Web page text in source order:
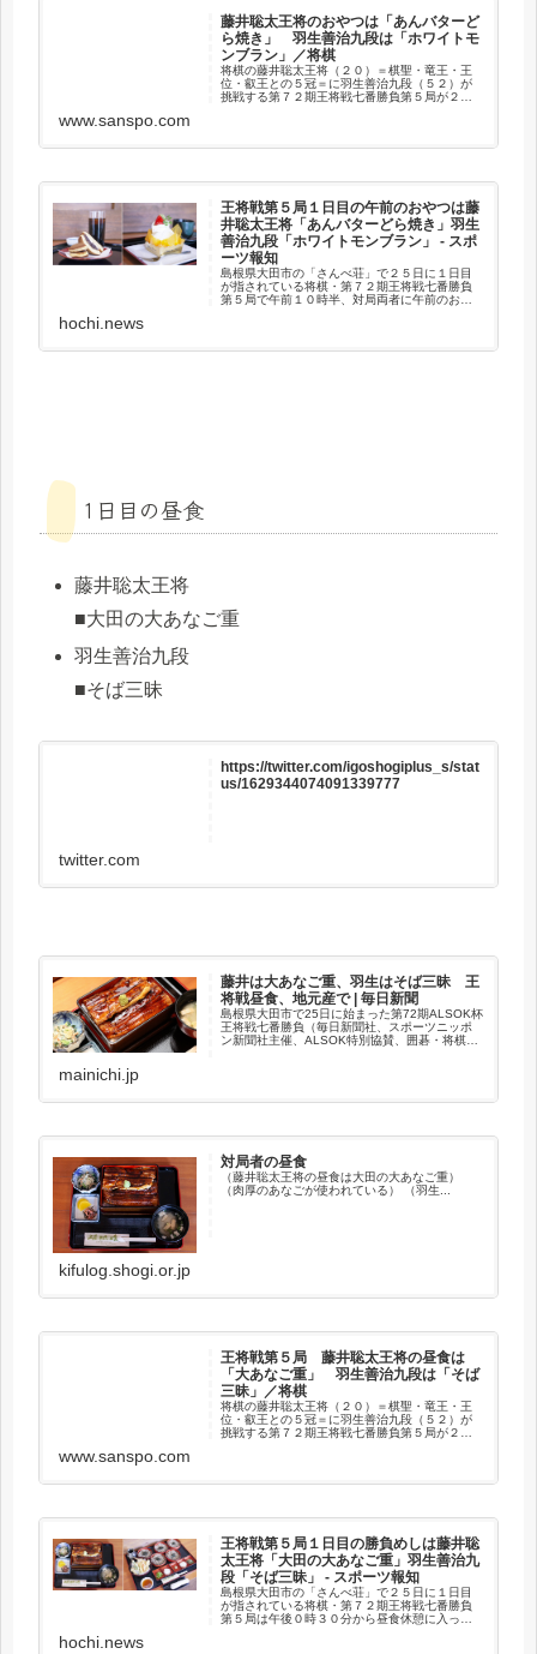
藤井聡太王将のおやつは「あんバターど
ら焼き」 羽生善治九段は「ホワイトモ
ンブラン」／将棋
将棋の藤井聡太王将（２０）＝棋聖・竜王・王
位・叡王との５冠＝に羽生善治九段（５２）が
挑戦する第７２期王将戦七番勝負第５局が２５
www.sanspo.com
王将戦第５局１日目の午前のおやつは藤
井聡太王将「あんバターどら焼き」羽生
善治九段「ホワイトモンブラン」 - スポ
ーツ報知
島根県大田市の「さんべ荘」で２５日に１日目
が指されている将棋・第７２期王将戦七番勝負
第５局で午前１０時半、対局両者に午前のおや
hochi.news
1日目の昼食
藤井聡太王将
■大田の大あなご重
羽生善治九段
■そば三昧
https://twitter.com/igoshogiplus_s/stat
us/1629344074091339777
twitter.com
藤井は大あなご重、羽生はそば三昧 王
将戦昼食、地元産で | 毎日新聞
島根県大田市で25日に始まった第72期ALSOK杯
王将戦七番勝負（毎日新聞社、スポーツニッポ
ン新聞社主催、ALSOK特別協賛、囲碁・将棋チ
mainichi.jp
対局者の昼食
（藤井聡太王将の昼食は大田の大あなご重）
（肉厚のあなごが使われている） （羽生...
kifulog.shogi.or.jp
王将戦第５局 藤井聡太王将の昼食は
「大あなご重」 羽生善治九段は「そば
三昧」／将棋
将棋の藤井聡太王将（２０）＝棋聖・竜王・王
位・叡王との５冠＝に羽生善治九段（５２）が
挑戦する第７２期王将戦七番勝負第５局が２５
www.sanspo.com
王将戦第５局１日目の勝負めしは藤井聡
太王将「大田の大あなご重」羽生善治九
段「そば三昧」 - スポーツ報知
島根県大田市の「さんべ荘」で２５日に１日目
が指されている将棋・第７２期王将戦七番勝負
第５局は午後０時３０分から昼食休憩に入っ
hochi.news